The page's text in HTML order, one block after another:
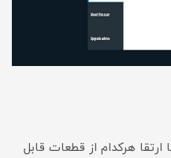
ارتقا هرکدام از قطعات قابل